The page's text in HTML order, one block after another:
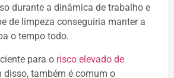
durante a dinâmica de trabalho e
de limpeza conseguiria manter a
o tempo todo.
para o risco elevado de
disso, também é comum o